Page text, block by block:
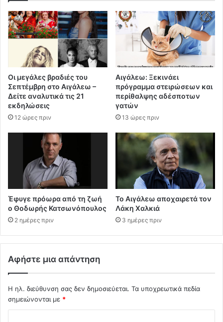
Οι μεγάλες βραδιές του
Σεπτέμβρη στο Αιγάλεω –
Δείτε αναλυτικά τις 21
εκδηλώσεις
12 ώρες πριν
Αιγάλεω: Ξεκινάει
πρόγραμμα στειρώσεων και
περίθαλψης αδέσποτων
γατών
13 ώρες πριν
Έφυγε πρόωρα από τη ζωή
ο Θοδωρής Κατσωνόπουλος
2 ημέρες πριν
Το Αιγάλεω αποχαιρετά τον
Λάκη Χαλκιά
3 ημέρες πριν
Αφήστε μια απάντηση
Η ηλ. διεύθυνση σας δεν δημοσιεύεται. Τα υποχρεωτικά πεδία
σημειώνονται με *